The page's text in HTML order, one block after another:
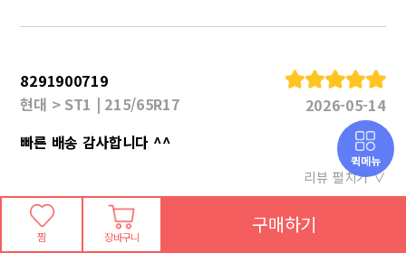
8291900719
현대 > ST1 | 215/65R17
2026-05-14
빠른 배송 감사합니다 ^^
리뷰 펼치기 ∨
찜 장바구니 구매하기
퀵메뉴